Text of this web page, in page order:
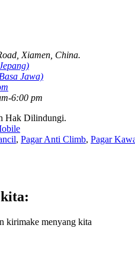
Xiamen, China.
Jawa)
6:00 pm
Hak Dilindungi.
, Pagar Anti Climb, Pagar
kirimake menyang kita